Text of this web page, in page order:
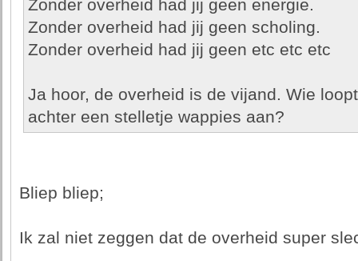
Zonder overheid had jij geen energie.
Zonder overheid had jij geen scholing.
Zonder overheid had jij geen etc etc etc
Ja hoor, de overheid is de vijand. Wie
achter een stelletje wappies aan?
Bliep bliep;
Ik zal niet zeggen dat de overheid super